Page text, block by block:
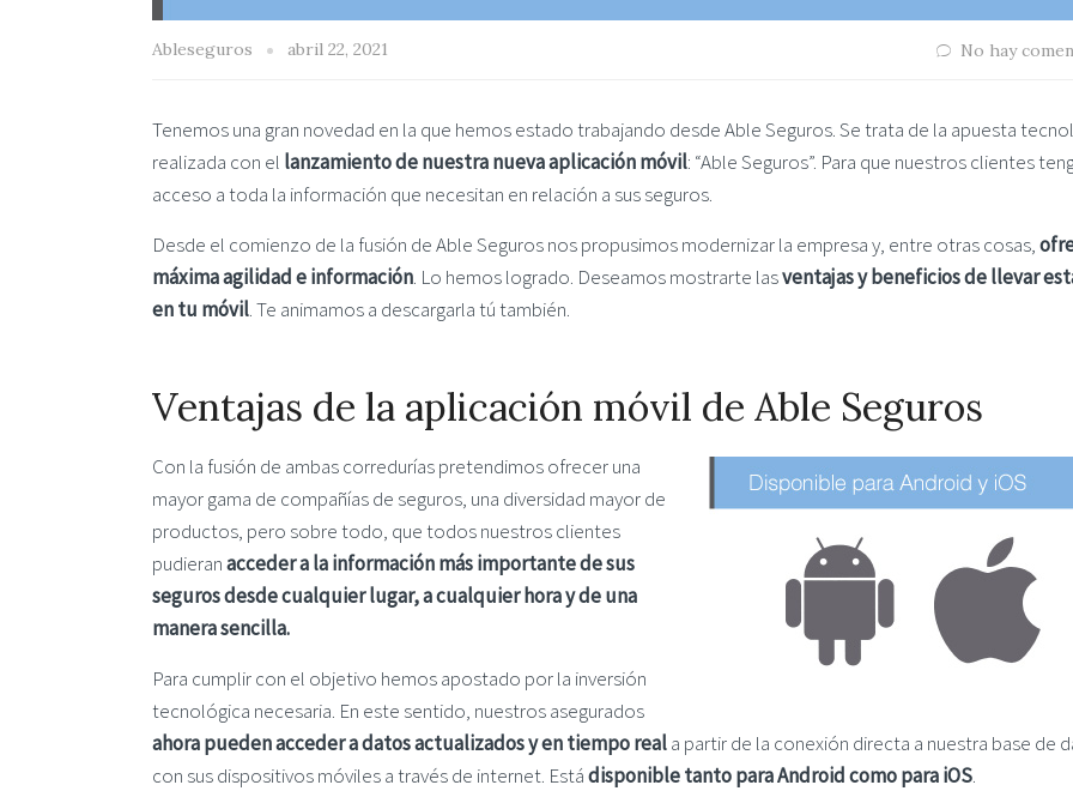
Ableseguros abril 22, 2021 No hay
Tenemos una gran novedad en la que hemos estado trabajando desde Able Seguros. Se trata de la apuesta
realizada con el lanzamiento de nuestra nueva aplicación móvil: “Able Seguros”. Para que nuestros clientes
acceso a toda la información que necesitan en relación a sus seguros.
Desde el comienzo de la fusión de Able Seguros nos propusimos modernizar la empresa y, entre otras cosas,
máxima agilidad e información. Lo hemos logrado. Deseamos mostrarte lasventajas y beneficios de llevar
en tu móvil. Te animamos a descargarla tú también.
Ventajas de la aplicación móvil de Able Seguros
Con la fusión de ambas corredurías pretendimos ofrecer una
mayor gama de compañías de seguros, una diversidad mayor de
productos, pero sobre todo, que todos nuestros clientes
pudieranacceder a la información más importante de sus
seguros desde cualquier lugar, a cualquier hora y de una
manera sencilla.
Para cumplir con el objetivo hemos apostado por la inversión
tecnológica necesaria. En este sentido, nuestros asegurados
ahora pueden acceder a datos actualizados y en tiempo reala partir de la conexión directa a nuestra base de
con sus dispositivos móviles a través de internet. Estádisponible tanto para Android como para iOS.